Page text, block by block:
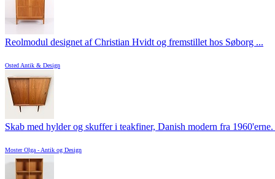
Reolmodul designet af Christian Hvidt og fremstillet hos Søborg ...
Osted Antik & Design
Skab med hylder og skuffer i teakfiner, Danish modern fra 1960'erne.
Moster Olga - Antik og Design